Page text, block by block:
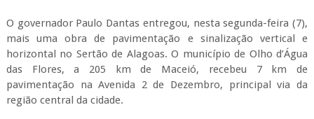
O governador Paulo Dantas entregou, nesta segunda-feira (7),
mais uma obra de pavimentação e sinalização vertical e
horizontal no Sertão de Alagoas. O município de Olho d’Água
das Flores, a 205 km de Maceió, recebeu 7 km de
pavimentação na Avenida 2 de Dezembro, principal via da
região central da cidade.